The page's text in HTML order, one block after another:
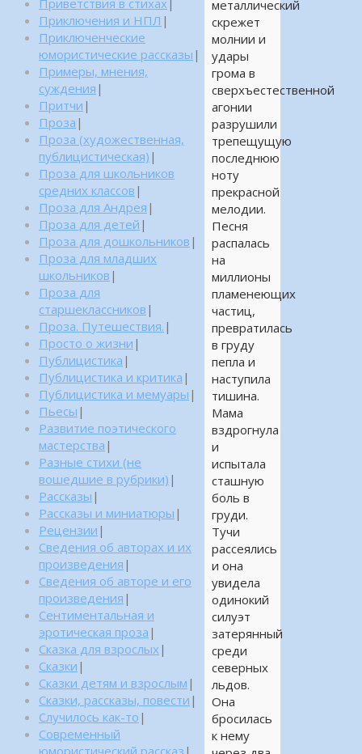
металлический
скрежет
молнии и
удары
грома в
сверхъестественной
агонии
разрушили
трепещущую
последнюю
ноту
прекрасной
мелодии.
Песня
распалась
на
миллионы
пламенеющих
частиц,
превратилась
в груду
пепла и
наступила
тишина.
Мама
вздрогнула
и
испытала
сташную
боль в
груди.
Тучи
рассеялись
и она
увидела
одинокий
силуэт
затерянный
среди
северных
льдов.
Она
бросилась
к нему
Приветствия в стихах
Приключения и НПЛ |
Приключенческие
юмористические рассказы |
Примеры, мнения,
суждения |
Притчи |
Проза |
Проза (художественная,
публицистическая) |
Проза для школьников
средних классов |
Проза для Андрея |
Проза для детей |
Проза для дошкольников |
Проза для младших
школьников |
Проза для
старшеклассников |
Проза. Путешествия. |
Просто о жизни |
Публицистика |
Публицистика и критика |
Публицистика и мемуары |
Пьесы |
Развитие поэтического
мастерства |
Разные стихи (не
вошедшие в рубрики) |
Рассказы |
Рассказы и миниатюры |
Рецензии |
Сведения об авторах и их
произведения |
Сведения об авторе и его
произведения |
Сентиментальная и
эротическая проза |
Сказка для взрослых |
Сказки |
Сказки детям и взрослым |
Сказки, рассказы, повести |
Случилось как-то |
Современный
юмористический рассказ |